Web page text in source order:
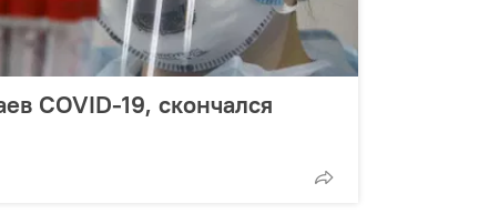
COVID-19, скончался